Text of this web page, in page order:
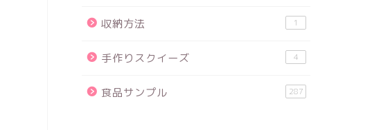
収納方法 1
手作りスクイーズ 4
食品サンプル 287